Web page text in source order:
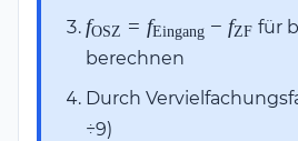
f_\text{OSZ} =
f_\text{Eingang}
fOSZ = fEingang − fZF für
berechnen
Durch
÷9)